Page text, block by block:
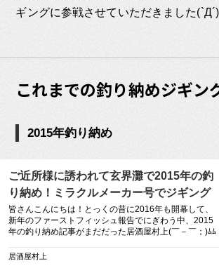
ギングに参戦させていただきました(`Д´)
これまでの釣り納めジギン
2015年釣り納め
ご近所様に誘われて玄界灘で2015年の釣
り納め！ミラクルメーカー号でジギング
して来ました！！ – 居酒屋村上
皆さんこんにちは！とっくの昔に2016年も開幕して、
新年のファーストフィッシュ報告でにぎわう中、2015
年の釣り納め記事がまだだった居酒屋村上(￣－￣；)ﾑﾑ
婚して初めて […]
居酒屋村上